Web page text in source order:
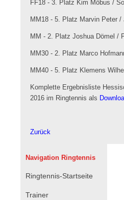
FF18 - 3. Platz Kim Möbus /
MM18 - 5. Platz Marvin Peter /
MM - 2. Platz Joshua Dömel /
MM30 - 2. Platz Marco
MM40 - 5. Platz Klemens
Komplette Ergebnisliste
2016 im Ringtennis als
Zurück
Navigation Ringtennis
Navigation
Ringtennis-Startseite
Trainer